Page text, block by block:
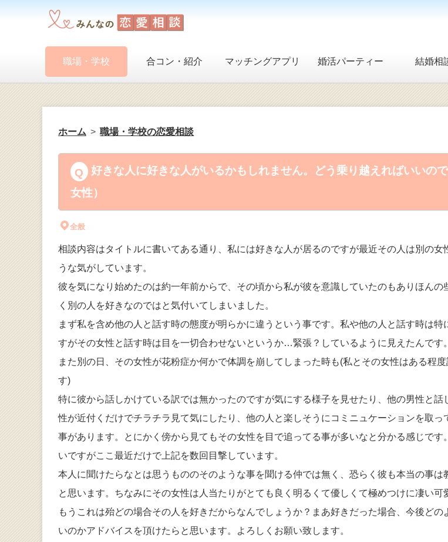
職場・学校 合コン・紹介 マッチングアプリ 婚活パーティー 結婚相
ホーム 職場・学校の恋愛相談
好きな人に好きな人がいるかもしれません。どう乗り越えればいいの
女性）
全般
相談内容はタイトルに書いてある通り、私には好きな人が居るのですが最近その人は別の女
うな気がしています。
彼を気になり始めたのは約一年前からで、その頃から私が彼を意識していたのもありほんの
く別の人を好きなのではと気付いてしまいました。
まず私を含め他の人と話す時の態度が明らかに違うという事です。私や他の人と話す時は特
すがその女性と話す時は目を一切合わせないというか…緊張？しているように見えたんです。
また別の日、その女性が花粉症か何かで体調を崩してしまった時も(私とその女性はある程
す)
特に彼から話しかけている訳では無かったのですが気にする様子を見せたり、他の男性と話
性が近付くだけでチラチラ見て気にしたり、他の人と楽しそうにコミニュケーションを取っ
事があります。とにかく傍から見てもその女性を目で追ってる事が多いなと分かる感じです
いですがここ最近だけで上記を数回目撃しています。
本人に聞けたらなとは思うもののそのような事を聞ける仲では無く、恐らく彼も本当の事は
と思います。ちなみにその女性は人当たりがとても良く明るくて優しくて極めつけに凄い可
もうこれは殆どの場合その人を好きだからなんでしょうか？まあ好きだった場合、今後どの
いのかアドバイスを頂けたらと思います。よろしくお願い致します。